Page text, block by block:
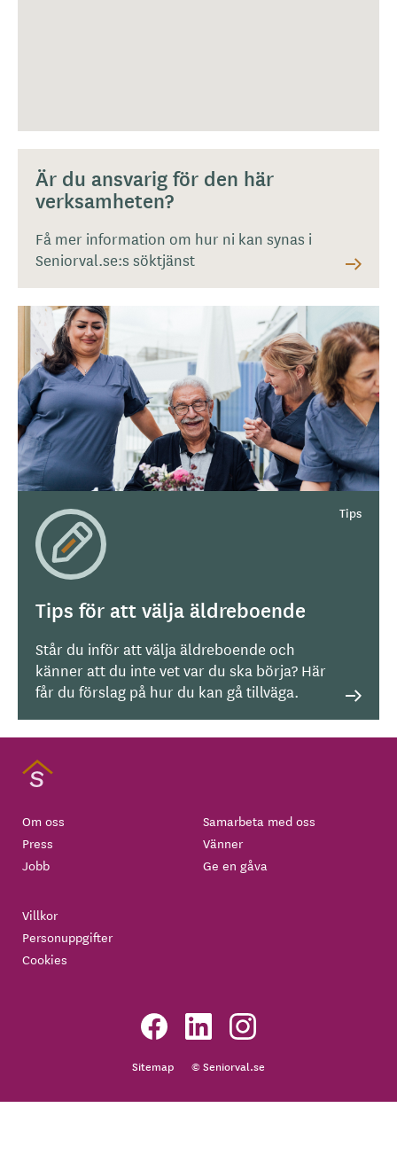
Är du ansvarig för den här
verksamheten?
Få mer information om hur ni kan synas i
Seniorval.se:s söktjänst
Tips för att välja äldreboende
Står du inför att välja äldreboende och
känner att du inte vet var du ska börja? Här
får du förslag på hur du kan gå tillväga.
Om oss
Press
Jobb
Samarbeta med oss
Vänner
Ge en gåva
Villkor
Personuppgifter
Cookies
Sitemap © Seniorval.se